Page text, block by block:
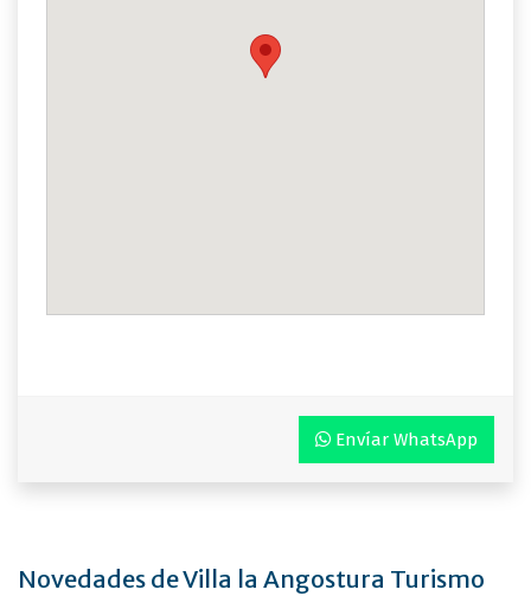
Envíar WhatsApp
Novedades de Villa la Angostura Turismo